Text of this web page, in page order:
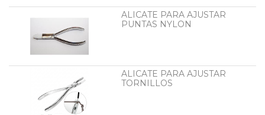
ALICATE PARA AJUSTAR
PUNTAS NYLON
ALICATE PARA AJUSTAR
TORNILLOS